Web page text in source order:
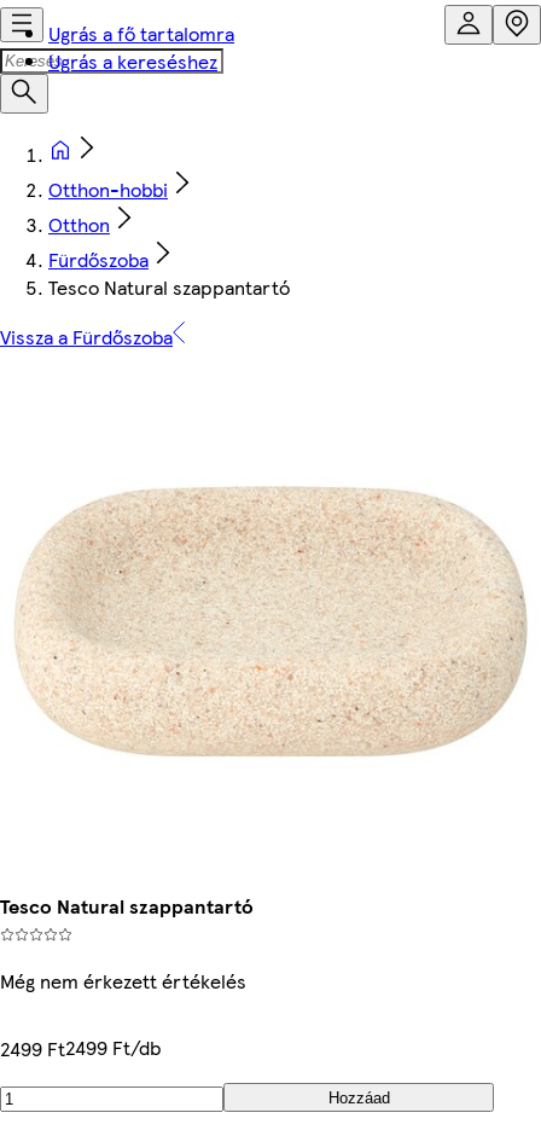
Ugrás a fő tartalomra
Ugrás a kereséshez
Otthon-hobbi
Otthon
Fürdőszoba
Tesco Natural szappantartó
Vissza a Fürdőszoba
Tesco Natural szappantartó
Még nem érkezett értékelés
2499 Ft2499 Ft/db
Hozzáad